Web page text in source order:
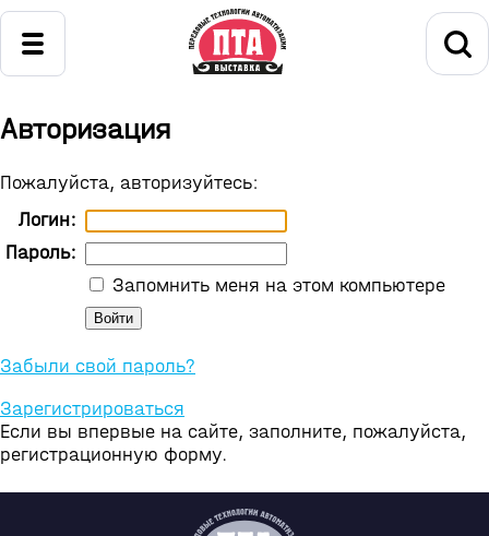
Авторизация
Пожалуйста, авторизуйтесь:
Логин:
Пароль:
Запомнить меня на этом компьютере
Забыли свой пароль?
Зарегистрироваться
Если вы впервые на сайте, заполните, пожалуйста,
регистрационную форму.